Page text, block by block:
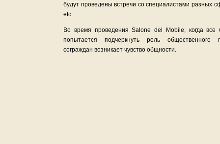
будут проведены встречи со специалистами разных
etc.
Во время проведения Salone del Mobile, когда все
попытается подчеркнуть роль
сограждан возникает чувство общности.